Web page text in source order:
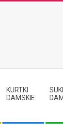
KURTKI
DAMSKIE